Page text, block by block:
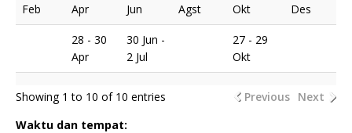
Feb
Apr
Jun
Agst
Okt
Des
28 - 30
Apr
30 Jun -
2 Jul
27 - 29
Okt
Showing 1 to 10 of 10 entries Previous Next
Waktu dan tempat: